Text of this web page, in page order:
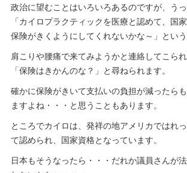
政治に望むことはいろいろあるのですが、うっ
「カイロプラクティックを医療と認めて、国
保険がきくようにしてくれないかな～」という
肩こりや腰痛で来てみようかと連絡してこら
「保険はきかんのな？」と尋ねられます。
確かに保険がきいて支払いの負担が減ったら
ますよね・・・と思うこともあります。
ところでカイロは、発祥の地アメリカではれ
て認められ、国家資格となっています。
日本もそうなったら・・・だれか議員さんが